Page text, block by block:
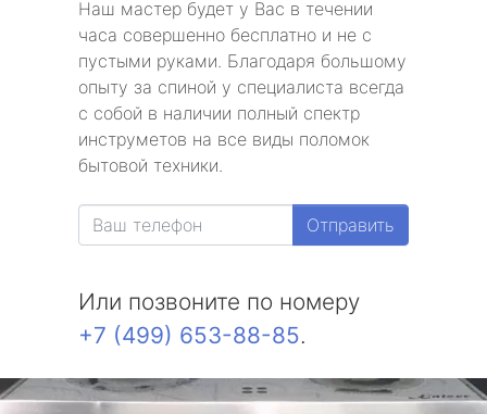
Наш мастер будет у Вас в течении
часа совершенно бесплатно и не с
пустыми руками. Благодаря большому
опыту за спиной у специалиста всегда
с собой в наличии полный спектр
инструметов на все виды поломок
бытовой техники.
Отправить
Или позвоните по номеру
+7 (499) 653-88-85.